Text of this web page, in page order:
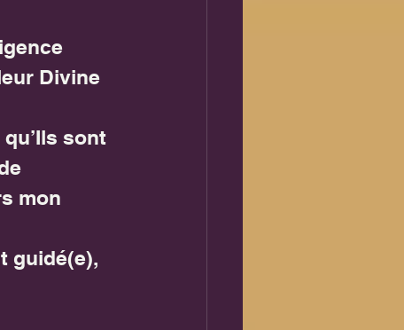
Divine
sont
mon
guidé(e),